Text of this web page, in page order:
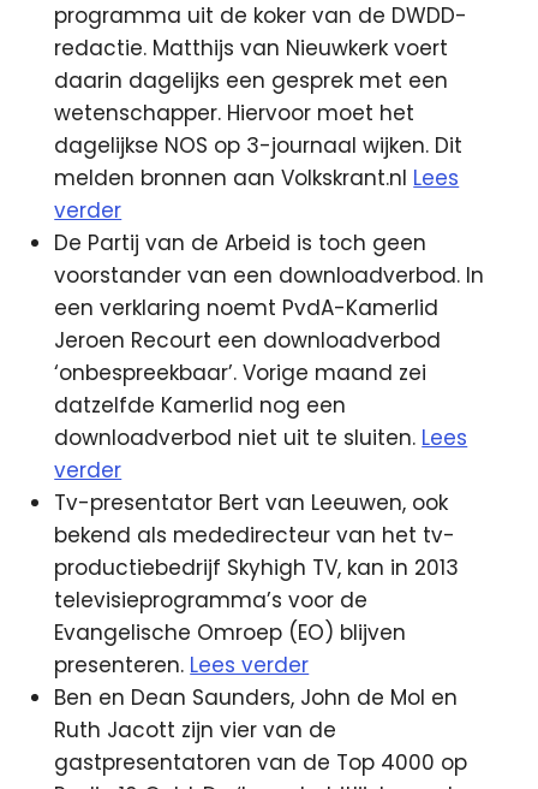
programma uit de koker van de DWDD-
redactie. Matthijs van Nieuwkerk voert
daarin dagelijks een gesprek met een
wetenschapper. Hiervoor moet het
dagelijkse NOS op 3-journaal wijken. Dit
melden bronnen aan Volkskrant.nl Lees
verder
De Partij van de Arbeid is toch geen
voorstander van een downloadverbod. In
een verklaring noemt PvdA-Kamerlid
Jeroen Recourt een downloadverbod
‘onbespreekbaar’. Vorige maand zei
datzelfde Kamerlid nog een
downloadverbod niet uit te sluiten. Lees
verder
Tv-presentator Bert van Leeuwen, ook
bekend als mededirecteur van het tv-
productiebedrijf Skyhigh TV, kan in 2013
televisieprogramma’s voor de
Evangelische Omroep (EO) blijven
presenteren. Lees verder
Ben en Dean Saunders, John de Mol en
Ruth Jacott zijn vier van de
gastpresentatoren van de Top 4000 op